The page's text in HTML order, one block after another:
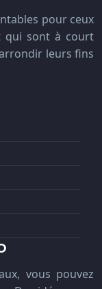
pour ceux
qui sont à court
leurs fins
vous pouvez